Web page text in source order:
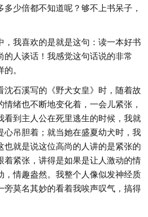
多少倍都不知道呢？够不上书呆子，
，我喜欢的是就是这句：读一本好书
的人谈话！我感觉这句话说的非常
。
沈石溪写的《野犬女皇》时，随着故
绪也不断地变化着，一会儿紧张，
看到主人公在死里逃生的时候，我就
心吊胆着；就当她在盛夏幼犬时，我
也就是说这位高尚的人讲的是紧张的
着紧张，讲得是如果是让人激动的情
，情趣盎然。我整个人像似发神经质
旁莫名其妙的看着我唉声叹气，搞得